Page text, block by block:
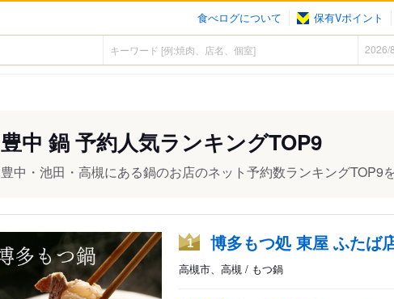
食べログについて 保有Vポイント
豊中 鍋 予約人気ランキングTOP9
豊中・池田・高槻にある鍋のお店のネット予約数ランキングTOP9
1 博多もつ処 東屋 ふたば
高槻市、高槻 / もつ鍋